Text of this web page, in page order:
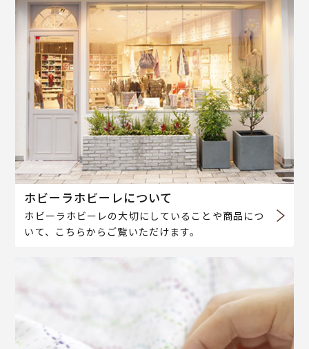
ホビーラホビーレについて
ホビーラホビーレの大切にしていることや商品につ
いて、こちらからご覧いただけます。